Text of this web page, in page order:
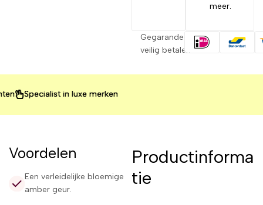
meer.
Gegarandeerd
veilig betalen
in luxe merken
in luxe merken
in luxe merken
Voordelen
Een verleidelijke bloemige
amber geur.
Productinforma
tie